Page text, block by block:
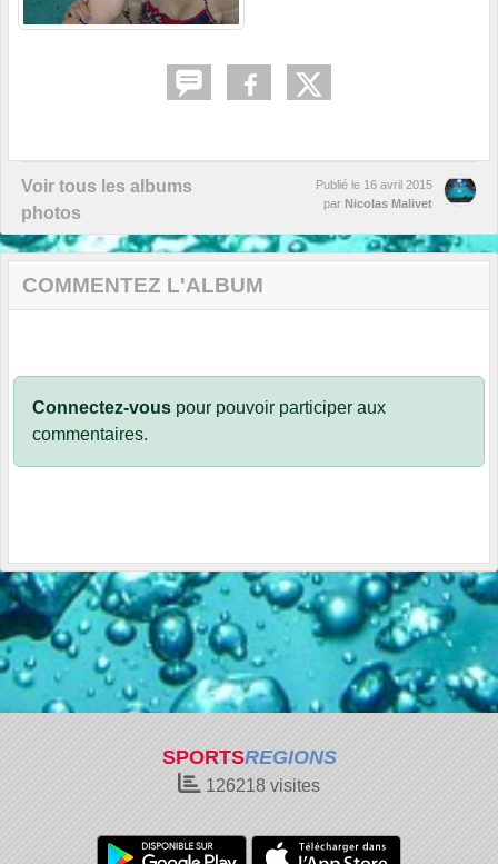
Voir tous les albums
photos
Publié le 16 avril 2015
par Nicolas Malivet
COMMENTEZ L'ALBUM
Connectez-vous pour pouvoir participer aux
commentaires.
SPORTSREGIONS
126218 visites